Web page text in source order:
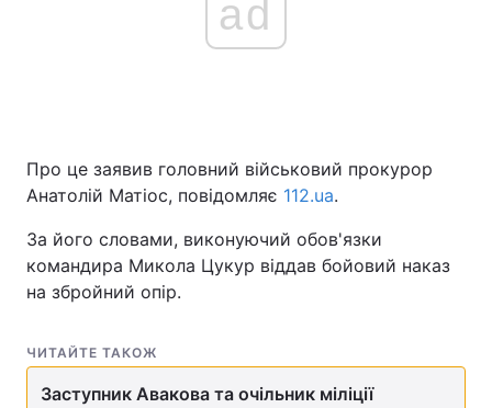
Головна Війна
Економіка Світ
ad
Про це заявив головний військовий прокурор
Анатолій Матіос, повідомляє 112.ua.
За його словами, виконуючий обов'язки
командира Микола Цукур віддав бойовий наказ
на збройний опір.
ЧИТАЙТЕ ТАКОЖ
Заступник Авакова та очільник міліції